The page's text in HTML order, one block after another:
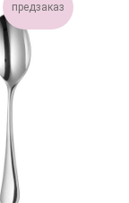
предзаказ